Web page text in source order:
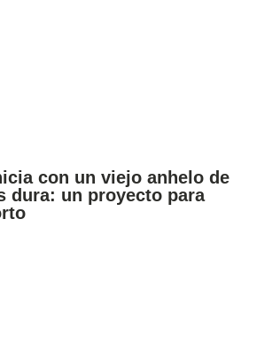
con un viejo anhelo de
dura: un proyecto para